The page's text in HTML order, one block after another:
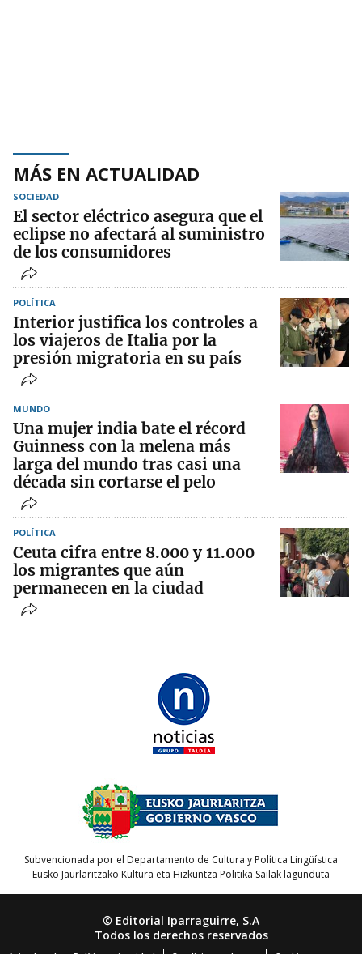
MÁS EN ACTUALIDAD
SOCIEDAD
El sector eléctrico asegura que el
eclipse no afectará al suministro
de los consumidores
POLÍTICA
Interior justifica los controles a
los viajeros de Italia por la
presión migratoria en su país
MUNDO
Una mujer india bate el récord
Guinness con la melena más
larga del mundo tras casi una
década sin cortarse el pelo
POLÍTICA
Ceuta cifra entre 8.000 y 11.000
los migrantes que aún
permanecen en la ciudad
Subvencionada por el Departamento de Cultura y Política Lingüística
Eusko Jaurlaritzako Kultura eta Hizkuntza Politika Sailak lagunduta
© Editorial Iparraguirre, S.A
Todos los derechos reservados